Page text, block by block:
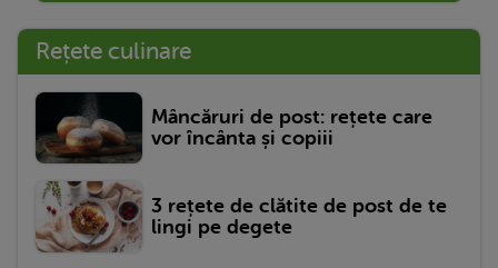
Rețete culinare
Mâncăruri de post: rețete care
vor încânta și copiii
3 rețete de clătite de post de te
lingi pe degete